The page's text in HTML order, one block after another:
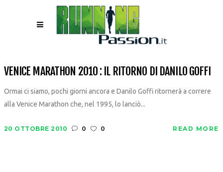
VENICE MARATHON 2010 : IL RITORNO DI DANILO GOFFI
Ormai ci siamo, pochi giorni ancora e Danilo Goffi ritornerà a correre
alla Venice Marathon che, nel 1995, lo lanciò...
20 OTTOBRE 2010 0 0 READ MORE